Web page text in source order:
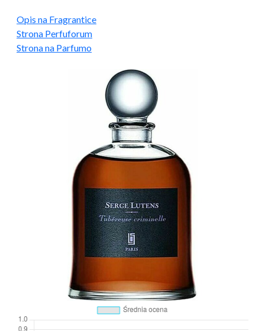
Opis na Fragrantice
Strona Perfuforum
Strona na Parfumo